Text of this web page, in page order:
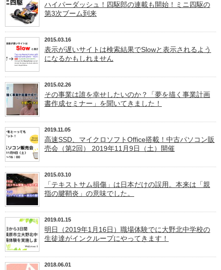
ハイパーダッシュ！四駆郎の連載も開始！ミニ四駆の
第3次ブーム到来
2015.03.16
表示が遅いサイトは検索結果でSlowと表示されるよう
になるかもしれません
2015.02.26
その事業は誰を幸せしたいのか？「夢を描く事業計画
書作成セミナー」を聞いてきました！
2019.11.05
高速SSD、マイクロソフトOffice搭載！中古パソコン販
売会（第2回） 2019年11月9日（土）開催
2015.03.10
「テキストサム損傷」は日本だけの誤用。本来は「親
指の腱鞘炎」の意味でした。
2019.01.15
明日（2019年1月16日）職場体験でに大野北中学校の
生徒達がインクループにやってきます！
2018.06.01